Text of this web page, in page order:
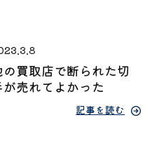
の買取店で断られた切
が売れてよかった
記事を読む